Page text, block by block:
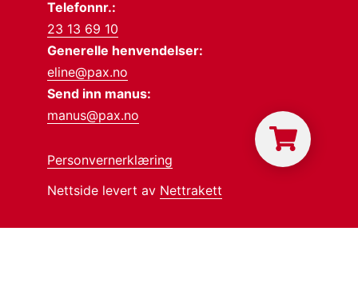
Telefonnr.:
23 13 69 10
Generelle henvendelser:
eline@pax.no
Send inn manus:
manus@pax.no
Personvernerklæring
Nettside levert av Nettrakett